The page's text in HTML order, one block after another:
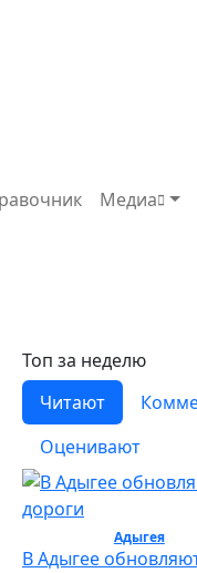
Медиа
Топ за неделю
Читают
Оценивают
Адыгея/
В Адыгее